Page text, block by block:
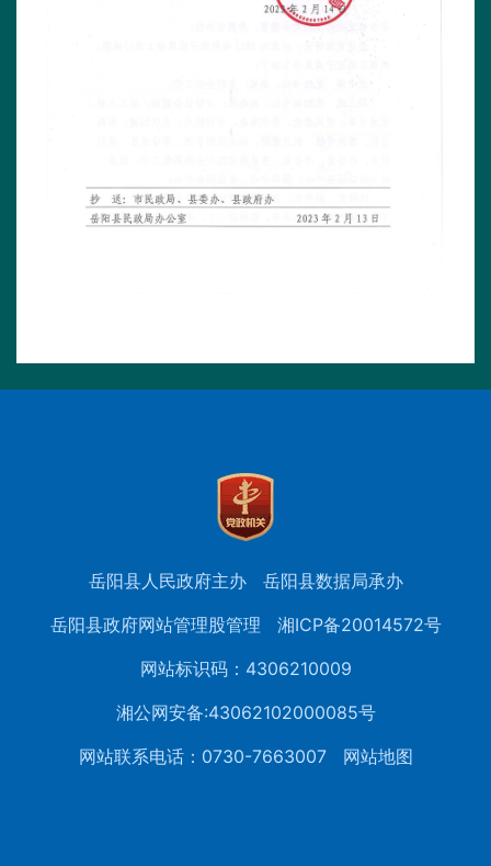
岳阳县人民政府主办
岳阳县数据局承办
岳阳县政府网站管理股管理
湘ICP备20014572号
网站标识码：4306210009
湘公网安备:43062102000085号
网站联系电话：0730-7663007
网站地图